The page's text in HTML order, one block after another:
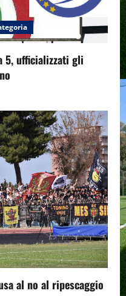
5, ufficializzati gli
al no al ripescaggio